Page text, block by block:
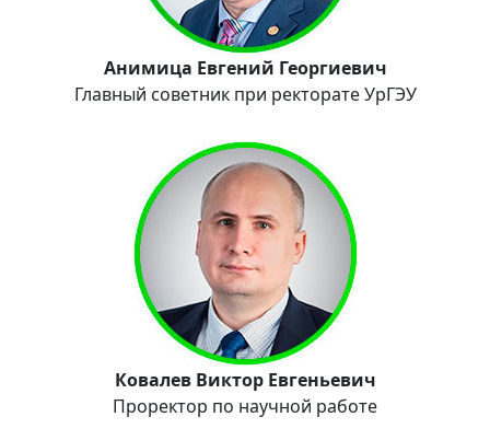
Анимица Евгений Георгиевич
Главный советник при ректорате УрГЭУ
Ковалев Виктор Евгеньевич
Проректор по научной работе